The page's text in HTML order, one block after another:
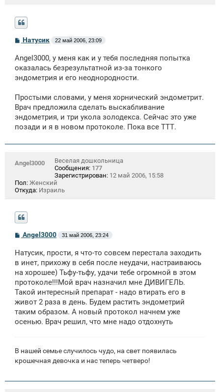
С
б
щ
н
Натусик 22 май 2006, 23:09
Angel3000, у меня как и у тебя последняя попытка
оказалась безрезультатной из-за тонкого
эндометрия и его неоднородности.
Простыми словами, у меня хорнический эндометрит.
Врач предложила сделать выскабливание
эндометрия, и три укола золодекса. Сейчас это уже
позади и я в новом протоколе. Пока все ТТТ.
Angel3000
Веселая дошкольница
Сообщения: 177
Зарегистрирован: 12 май 2006, 15:58
Пол: Женский
Откуда: Израиль
С
б
щ
н
и
Angel3000 31 май 2006, 23:24
Натусик, прости, я что-то совсем перестала заходить
в инет, прихожу в себя после неудачи, настраиваюсь
на хорошее) Тьфу-тьфу, удачи тебе огромной в этом
протоколе!!!Мой врач назначил мне ДИВИГЕЛЬ.
Такой интересный препарат - надо втирать его в
живот 2 раза в день. Будем растить эндометрий
таким образом. А новый протокол начнем уже
осенью. Врач решил, что мне надо отдохнуть
В нашей семье случилось чудо, на свет появилась
крошечная девочка и нас теперь четверо!